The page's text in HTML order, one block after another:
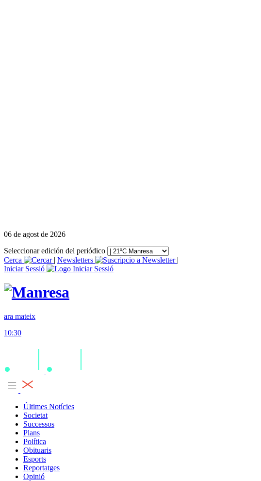
06 de agost de 2026
Seleccionar edición del periódico
Cerca
| Newsletters
|
Iniciar Sessió
ara mateix
10:30
Últimes Notícies
Societat
Successos
Plans
Política
Obituaris
Esports
Reportatges
Opinió